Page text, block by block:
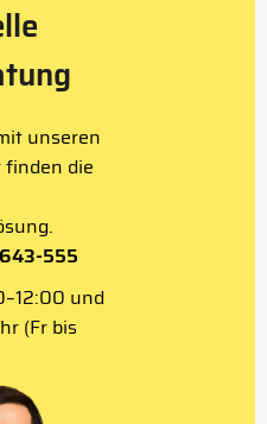
unseren
finden die
555
und
(Fr bis